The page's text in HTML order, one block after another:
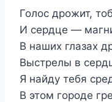
Голос дрожит,
И сердце —
В наших глазах
Выстрелы в
Я найду тебя
В этом городе